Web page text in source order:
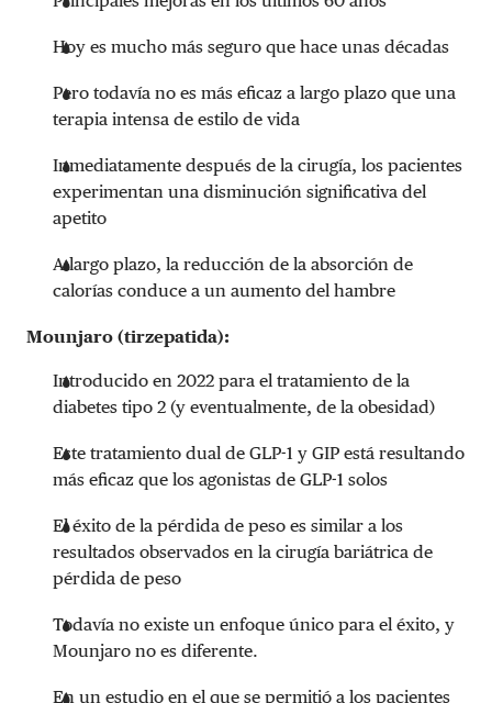
Hoy es mucho más seguro que hace unas décadas
Pero todavía no es más eficaz a largo plazo que una
terapia intensa de estilo de vida
Inmediatamente después de la cirugía, los pacientes
experimentan una disminución significativa del
apetito
A largo plazo, la reducción de la absorción de
calorías conduce a un aumento del hambre
Mounjaro (tirzepatida):
Introducido en 2022 para el tratamiento de la
diabetes tipo 2 (y eventualmente, de la obesidad)
Este tratamiento dual de GLP-1 y GIP está resultando
más eficaz que los agonistas de GLP-1 solos
El éxito de la pérdida de peso es similar a los
resultados observados en la cirugía bariátrica de
pérdida de peso
Todavía no existe un enfoque único para el éxito, y
Mounjaro no es diferente.
En un estudio en el que se permitió a los pacientes